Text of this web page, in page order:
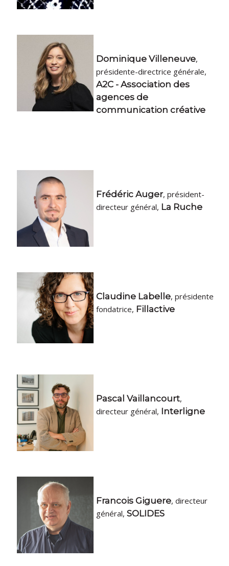
Dominique Villeneuve,
présidente-directrice générale,
A2C - Association des
agences de
communication créative
Frédéric Auger, président-
directeur général, La Ruche
Claudine Labelle, présidente
fondatrice, Fillactive
Pascal Vaillancourt,
directeur général, Interligne
Francois Giguere, directeur
général,SOLIDES